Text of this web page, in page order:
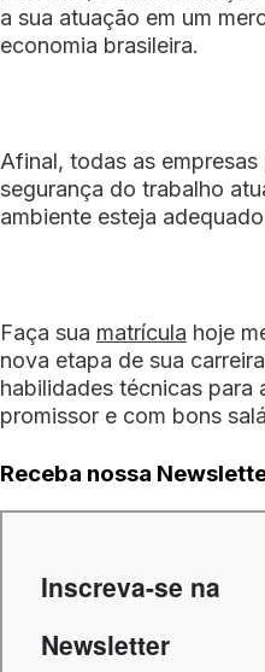
a sua atuação em um
economia brasileira.
Afinal, todas as
segurança do trabalho
ambiente esteja
Faça sua matrícula hoje
nova etapa de sua
habilidades técnicas para
promissor e com bons
Receba nossa